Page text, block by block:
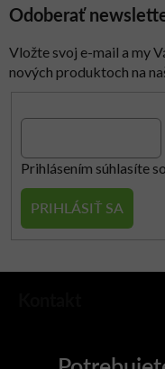
Odoberať
Vložte svoj e-mail a my
nových produktoch na
Prihlásením súhlasíte so
PRIHLÁSIŤ SA
Z